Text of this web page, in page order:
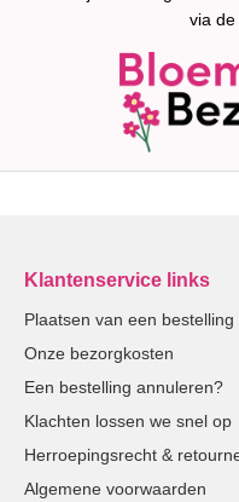
via de
Klantenservice links
Plaatsen van een bestelling
Onze bezorgkosten
Een bestelling annuleren?
Klachten lossen we snel op
Herroepingsrecht &
Algemene voorwaarden